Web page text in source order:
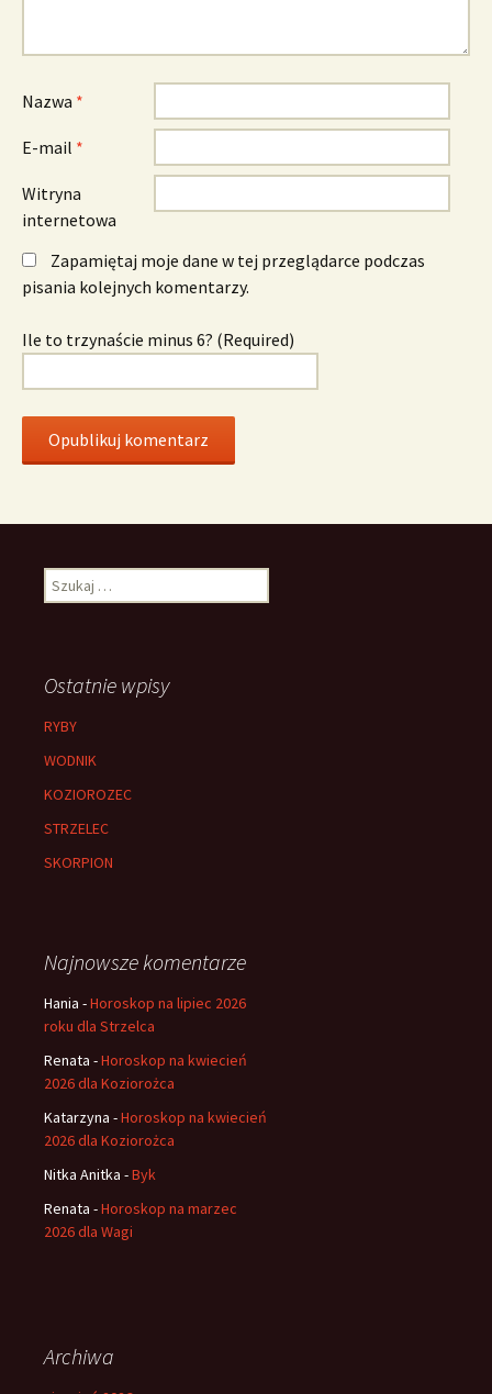
Nazwa *
E-mail *
Witryna
internetowa
Zapamiętaj moje dane w tej przeglądarce podczas
pisania kolejnych komentarzy.
Ile to trzynaście minus 6? (Required)
Szukaj:
Ostatnie wpisy
RYBY
WODNIK
KOZIOROZEC
STRZELEC
SKORPION
Najnowsze komentarze
Hania -Horoskop na lipiec 2026
roku dla Strzelca
Renata -Horoskop na kwiecień
2026 dla Koziorożca
Katarzyna -Horoskop na kwiecień
2026 dla Koziorożca
Nitka Anitka -Byk
Renata -Horoskop na marzec
2026 dla Wagi
Archiwa